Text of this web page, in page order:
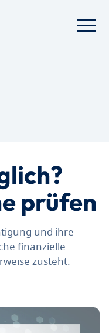
prüfen
und ihre
finanzielle
zusteht.